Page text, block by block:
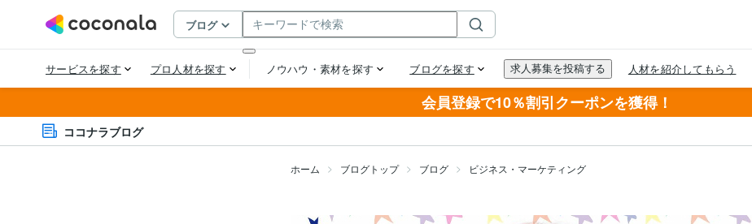
会員登録で10％割引クーポンを獲得！
ココナラブログ
ホーム ブログトップ ブログ ビジネス・マーケティング